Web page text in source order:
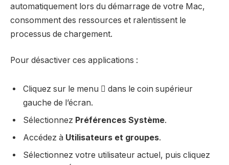
automatiquement lors du démarrage de votre Mac,
consomment des ressources et ralentissent le
processus de chargement.
Pour désactiver ces applications :
Cliquez sur le menu  dans le coin supérieur
gauche de l’écran.
Sélectionnez Préférences Système.
Accédez à Utilisateurs et groupes.
Sélectionnez votre utilisateur actuel, puis cliquez